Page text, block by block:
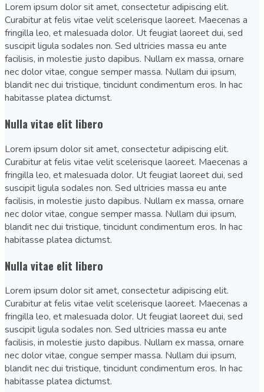
Lorem ipsum dolor sit amet, consectetur adipiscing elit.
Curabitur at felis vitae velit scelerisque laoreet. Maecenas a
fringilla leo, et malesuada dolor. Ut feugiat laoreet dui, sed
suscipit ligula sodales non. Sed ultricies massa eu ante
facilisis, in molestie justo dapibus. Nullam ex massa, ornare
nec dolor vitae, congue semper massa. Nullam dui ipsum,
blandit nec dui tristique, tincidunt condimentum eros. In hac
habitasse platea dictumst.
Nulla vitae elit libero
Lorem ipsum dolor sit amet, consectetur adipiscing elit.
Curabitur at felis vitae velit scelerisque laoreet. Maecenas a
fringilla leo, et malesuada dolor. Ut feugiat laoreet dui, sed
suscipit ligula sodales non. Sed ultricies massa eu ante
facilisis, in molestie justo dapibus. Nullam ex massa, ornare
nec dolor vitae, congue semper massa. Nullam dui ipsum,
blandit nec dui tristique, tincidunt condimentum eros. In hac
habitasse platea dictumst.
Nulla vitae elit libero
Lorem ipsum dolor sit amet, consectetur adipiscing elit.
Curabitur at felis vitae velit scelerisque laoreet. Maecenas a
fringilla leo, et malesuada dolor. Ut feugiat laoreet dui, sed
suscipit ligula sodales non. Sed ultricies massa eu ante
facilisis, in molestie justo dapibus. Nullam ex massa, ornare
nec dolor vitae, congue semper massa. Nullam dui ipsum,
blandit nec dui tristique, tincidunt condimentum eros. In hac
habitasse platea dictumst.